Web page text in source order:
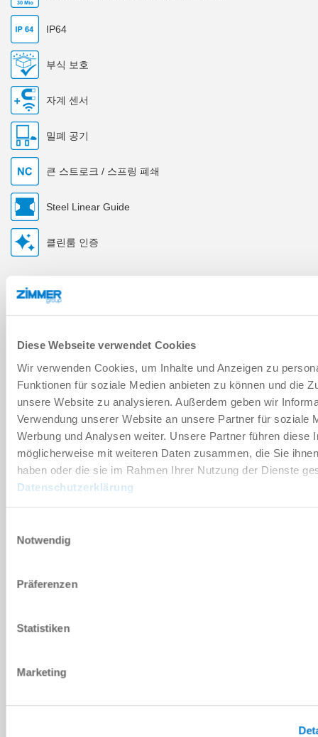
Diese Webseite verwendet Cookies
Wir verwenden Cookies, um Inhalte und Anzeigen zu
Funktionen für soziale Medien anbieten zu können und die
unsere Website zu analysieren. Außerdem geben wir
Verwendung unserer Website an unsere Partner für soziale
Werbung und Analysen weiter. Unsere Partner führen diese
möglicherweise mit weiteren Daten zusammen, die Sie
haben oder die sie im Rahmen Ihrer Nutzung der Dienste
Datenschutzerklärung
Notwendig
Präferenzen
Statistiken
Marketing
IP64
부식 보호
자계 센서
밀폐 공기
큰 스트로크 / 스프링 폐쇄
Steel Linear Guide
클린룸 인증
기술 데이터
부속품
개별화
장점 세부 정보
클린룸 적합성 인증서
다운로드